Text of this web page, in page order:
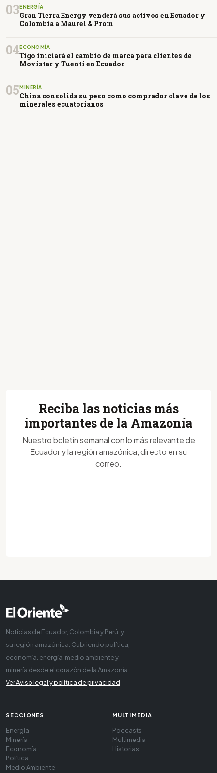
03ENERGÍA
Gran Tierra Energy venderá sus activos en Ecuador y
Colombia a Maurel & Prom
04ECONOMÍA
Tigo iniciará el cambio de marca para clientes de
Movistar y Tuenti en Ecuador
05MINERÍA
China consolida su peso como comprador clave de los
minerales ecuatorianos
Reciba las noticias más
importantes de la Amazonía
Nuestro boletín semanal con lo más relevante de
Ecuador y la región amazónica, directo en su
correo.
Noticias de Ecuador, Colombia y Perú, y
su región amazónica. Cubriendo política,
economía, energía, medio ambiente y
minería desde el corazón de la Amazonía
Ver Aviso legal y política de privacidad
SECCIONES
Energía
Minería
Economía
Política
Medio Ambiente
MULTIMEDIA
Podcasts
Multimedia
Historias